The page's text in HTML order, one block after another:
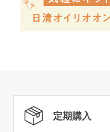
定期購入